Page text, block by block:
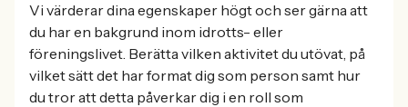
Vi värderar dina egenskaper högt och ser gärna att
du har en bakgrund inom idrotts- eller
föreningslivet. Berätta vilken aktivitet du utövat, på
vilket sätt det har format dig som person samt hur
du tror att detta påverkar dig i en roll som